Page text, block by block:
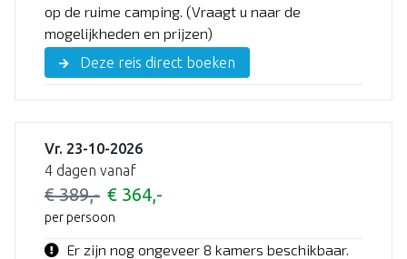
op de ruime camping. (Vraagt u naar de
mogelijkheden en prijzen)
Deze reis direct boeken
Vr. 23-10-2026
4 dagen vanaf
€ 389,- € 364,-
per persoon
Er zijn nog ongeveer 8 kamers beschikbaar.